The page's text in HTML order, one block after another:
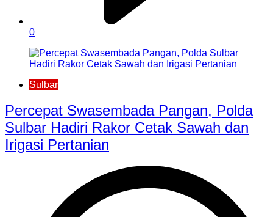
0
Sulbar
Percepat Swasembada Pangan, Polda
Sulbar Hadiri Rakor Cetak Sawah dan
Irigasi Pertanian